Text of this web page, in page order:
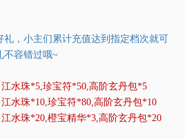
，小主们累计充值达到指定档次就可
不容错过哦~
水珠*5,珍宝符*50,高阶玄丹包*5
水珠*10,珍宝符*80,高阶玄丹包*10
水珠*20,橙宝精华*3,高阶玄丹包*20